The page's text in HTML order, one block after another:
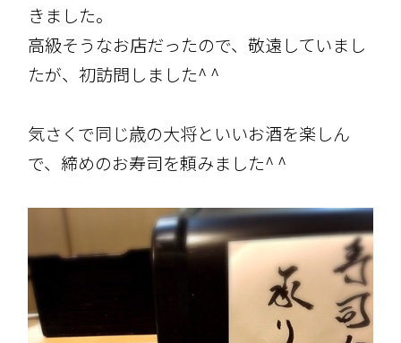
きました。
高級そうなお店だったので、敬遠していまし
たが、初訪問しました^ ^
気さくで同じ歳の大将といいお酒を楽しん
で、締めのお寿司を頼みました^ ^